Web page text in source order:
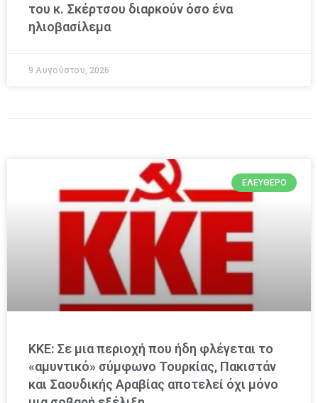
του κ. Σκέρτσου διαρκούν όσο ένα
ηλιοβασίλεμα
9 Αυγούστου, 2026
ΕΛΕΎΘΕΡΟ
ΚΚΕ: Σε μια περιοχή που ήδη φλέγεται το
«αμυντικό» σύμφωνο Τουρκίας, Πακιστάν
και Σαουδικής Αραβίας αποτελεί όχι μόνο